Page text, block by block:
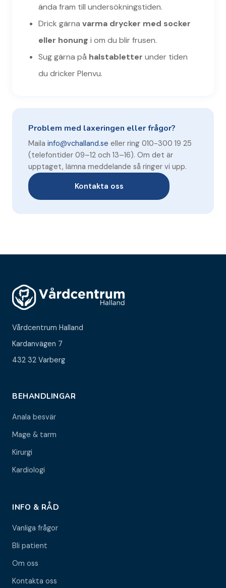
ända fram till undersökningstiden.
Drick gärna varma drycker med socker
eller honung i om du blir frusen.
Sug gärna på halstabletter under tiden
du dricker Plenvu.
Problem med laxeringen eller frågor?
Maila info@vchalland.se eller ring 010-300 19 25
(telefontider 09–12 och 13–16). Om det är
upptaget, lämna meddelande så ringer vi upp.
Kontakta oss
Vårdcentrum Halland
Kardanvägen 7
432 32 Varberg
BEHANDLINGAR
Anala besvär
Mage & tarm
Kirurgi
Kardiologi
INFO & RÅD
Vanliga frågor
Bli patient
Om oss
Kontakta oss